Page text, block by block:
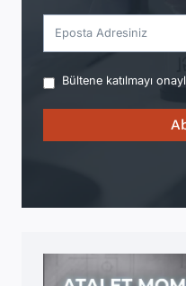
Bültene katılmayı